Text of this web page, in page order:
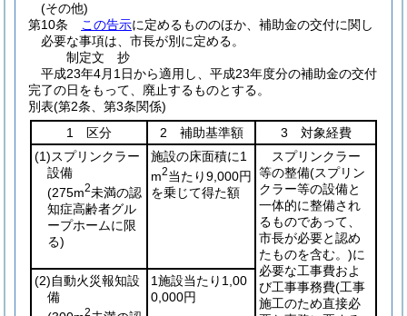
(その他)
第10条
この告示に定めるもののほか、補助金の交付に関し
必要な事項は、市長が別に定める。
制定文 抄
平成23年4月1日から適用し、平成23年度分の補助金の交付
完了の日をもって、廃止するものとする。
別表(第2条、第3条関係)
1 区分
2 補助基準額
3 対象経費
(1)スプリンクラー
設備
(275m2未満の認
知症高齢者グル
ープホームに限
る)
施設の床面積に1
m2当たり9,000円
を乗じて得た額
スプリンクラー
等の整備(スプリン
クラー等の設備と
一体的に整備され
るものであって、
市長が必要と認め
たものを含む。)に
必要な工事費およ
び工事事務費(工事
施工のため直接必
(2)自動火災報知設
備
2
1施設当たり1,00
0,000円